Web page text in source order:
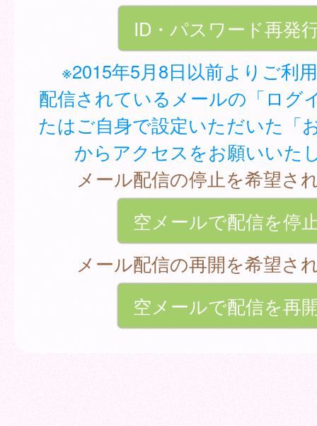
ID・パスワード再発
※2015年5月8日以前よりご利
配信されているメールの「ログ
たはご自身で設定いただいた「
からアクセスをお願いいた
メール配信の停止を希望さ
空メールで配信を停
メール配信の再開を希望さ
空メールで配信を再